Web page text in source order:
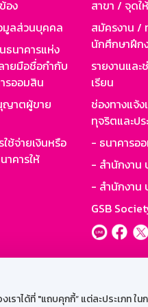
ได้ที่ "แถบคุกกี้” แต่ละประเภท ใน
อง
มูลส่วนบุคคล
นาคารแห่ง
ายมือชื่อกำกับ
รออมสิน
ญาตผู้ขาย
ช้จ่ายเงินหรือ
คารให้
สาขา / จุดใ
สมัครงาน /
นักศึกษาฝึก
รายงานและ
เรียน
ช่องทางแจ้ง
ทุจริตและป
- ธนาคารอ
- สำนักงาน
- สำนักงาน
GSB